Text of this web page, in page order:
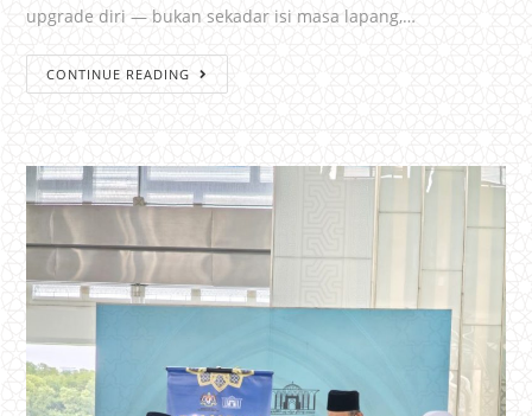
upgrade diri — bukan sekadar isi masa lapang,…
CONTINUE READING